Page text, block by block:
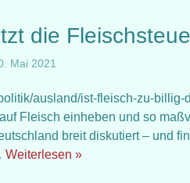
die
Mai 2021
ausland/ist-fleisch-zu-
Fleisch einheben und so
breit diskutiert – und
Weiterlesen »